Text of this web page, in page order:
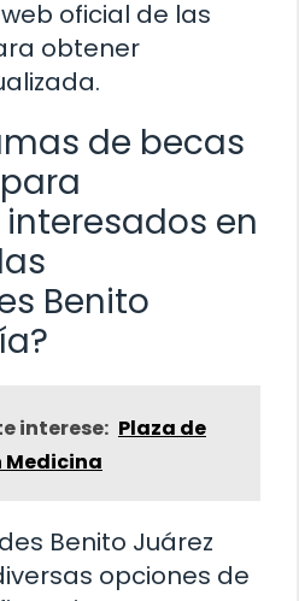
oficial de las
obtener
de becas
en
Benito
interese: Plaza de
Medicina
Benito Juárez
opciones de